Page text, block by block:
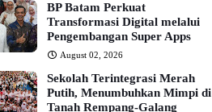
BP Batam Perkuat
Transformasi Digital melalui
Pengembangan Super Apps
August 02, 2026
Sekolah Terintegrasi Merah
Putih, Menumbuhkan Mimpi di
Tanah Rempang-Galang